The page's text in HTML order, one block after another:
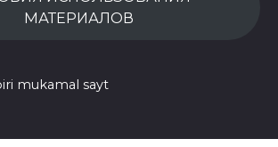
МАТЕРИАЛОВ
mukamal sayt